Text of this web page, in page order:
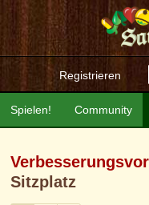
Registrieren
Community
Spielen!
Sitzplatz